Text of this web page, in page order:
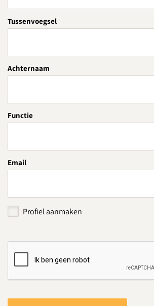
Tussenvoegsel
Achternaam
Functie
Email
Profiel aanmaken